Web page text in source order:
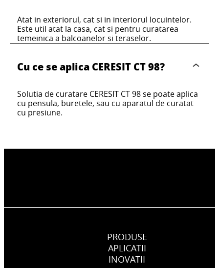
Atat in exteriorul, cat si in interiorul locuintelor.
Este util atat la casa, cat si pentru curatarea
temeinica a balcoanelor si teraselor.
Cu ce se aplica CERESIT CT 98?
Solutia de curatare CERESIT CT 98 se poate aplica
cu pensula, buretele, sau cu aparatul de curatat
cu presiune.
PRODUSE
APLICATII
INOVATII